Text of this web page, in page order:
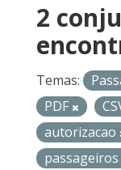
2
Temas:
PDF
autorizacao
passageiros